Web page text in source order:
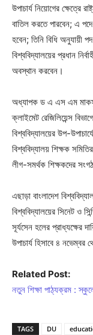
উপাচার্য নিয়োগের ক্ষেত্রে
বাতিল করতে পারবেন; এ পদে
হবেন; তিনি বিধি অনুযায়ী
বিশ্ববিদ্যালয়ের প্রধান
অবস্থান করবেন।
অধ্যাপক ড এ এস এম মাকসুদ
ক্লাইমেট রেজিলিয়েন্স
বিশ্ববিদ্যালয়ের উপ-
বিশ্ববিদ্যালয় শিক্ষক
লীগ-সমর্থক শিক্ষকদের
এছাড়া বাংলাদেশ
বিশ্ববিদ্যালয়ের সিনেট ও
সূর্যসেন হলের প্রাধ্যক্ষের
উপাচার্য হিসাবে ৪ নভেম্বর
Related Post:
নতুন শিক্ষা পাঠ্যক্রম :
TAGS DU